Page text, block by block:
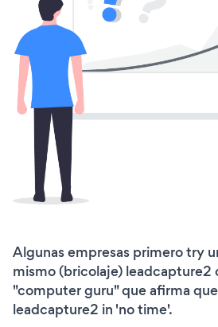
Algunas empresas primero try
mismo (bricolaje) leadcapture2
"computer guru" que afirma
leadcapture2 in 'no time'.